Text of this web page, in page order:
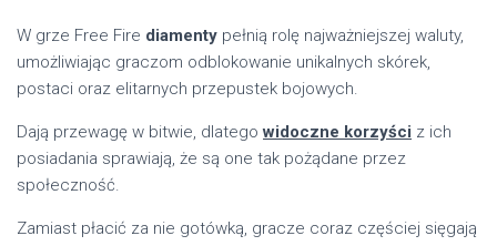
W grze Free Fire diamenty pełnią rolę najważniejszej waluty,
umożliwiając graczom odblokowanie unikalnych skórek,
postaci oraz elitarnych przepustek bojowych.
Dają przewagę w bitwie, dlategowidoczne korzyści z ich
posiadania sprawiają, że są one tak pożądane przez
społeczność.
Zamiast płacić za nie gotówką, gracze coraz częściej sięgają